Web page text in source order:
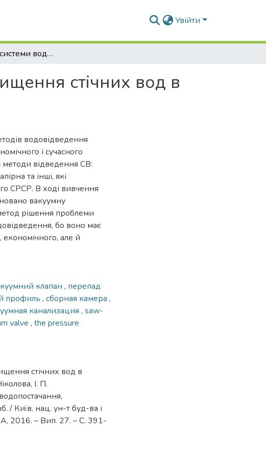
Увійти
Особливості системи водовідведення та очищення стічних вод в рекреаційних зонах
стічних вод в
водовідведення
і сучасного
методи відведення СВ:
та інші, які
СРСР. В ході вивчення
вакуумну
рішення проблеми
бо воно має
економічного, але й
клапан , перепад
профиль , сборная камера ,
канализация , saw-
valve , the pressure
стічних вод в
І. П.
/ Київ. нац. ун-т буд-ва і
2016. – Вип. 27. – С. 391-